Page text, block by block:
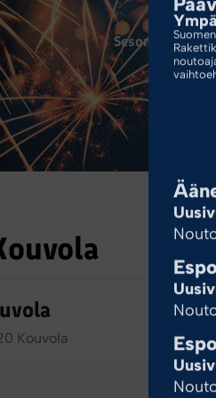
Sesonkituote
Kouvola